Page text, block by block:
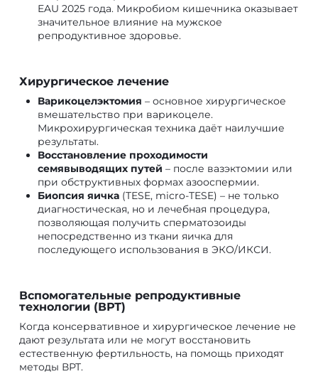
EAU 2025 года. Микробиом кишечника оказывает
значительное влияние на мужское
репродуктивное здоровье.
Хирургическое лечение
Варикоцелэктомия – основное хирургическое
вмешательство при варикоцеле.
Микрохирургическая техника даёт наилучшие
результаты.
Восстановление проходимости
семявыводящих путей – после вазэктомии или
при обструктивных формах азооспермии.
Биопсия яичка(TESE, micro-TESE) – не только
диагностическая, но и лечебная процедура,
позволяющая получить сперматозоиды
непосредственно из ткани яичка для
последующего использования в ЭКО/ИКСИ.
Вспомогательные репродуктивные
технологии (ВРТ)
Когда консервативное и хирургическое лечение не
дают результата или не могут восстановить
естественную фертильность, на помощь приходят
методы ВРТ.